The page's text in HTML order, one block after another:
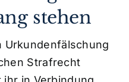
stehen
Urkundenfälschung
Strafrecht